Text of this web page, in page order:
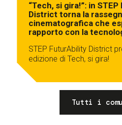
“Tech, si gira!”: in
District torna la
cinematografica che
rapporto con la
STEP FuturAbility District
edizione di Tech, si gira!
Tutti i